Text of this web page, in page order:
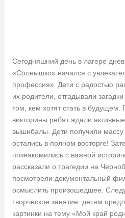
Сегодняшний день в лагере
«Солнышко» начался с
профессиях. Дети с радостью
их родители, отгадывали
том, кем хотят стать в будущем.
викторины ребят ждали
вышибалы. Дети получили
остались в полном восторге!
познакомились с важной
рассказали о трагедии на
посмотрели документальный
осмыслить произошедшее.
творческое занятие: детям
картинки на тему «Мой край